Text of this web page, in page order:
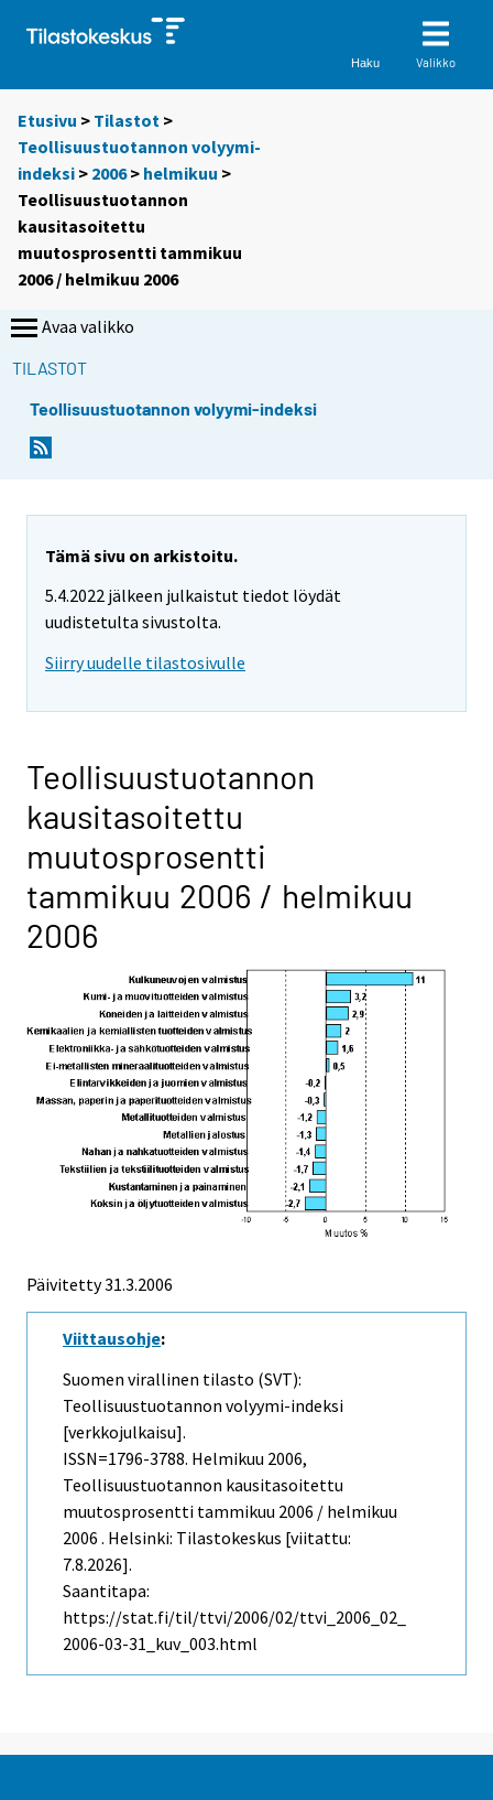
Haku Valikko
Etusivu > Tilastot >
Teollisuustuotannon volyymi-
indeksi > 2006> helmikuu >
Teollisuustuotannon
kausitasoitettu
muutosprosentti tammikuu
2006 / helmikuu 2006
Avaa valikko
TILASTOT
Teollisuustuotannon volyymi-indeksi
Tämä sivu on arkistoitu.
5.4.2022 jälkeen julkaistut tiedot löydät
uudistetulta sivustolta.
Siirry uudelle tilastosivulle
Teollisuustuotannon
kausitasoitettu
muutosprosentti
tammikuu 2006 / helmikuu
2006
Päivitetty31.3.2006
Viittausohje:
Suomen virallinen tilasto (SVT):
Teollisuustuotannon volyymi-indeksi
[verkkojulkaisu].
ISSN=1796-3788. Helmikuu 2006,
Teollisuustuotannon kausitasoitettu
muutosprosentti tammikuu 2006 / helmikuu
2006 . Helsinki: Tilastokeskus [viitattu:
7.8.2026].
Saantitapa:
https://stat.fi/til/ttvi/2006/02/ttvi_2006_02_
2006-03-31_kuv_003.html